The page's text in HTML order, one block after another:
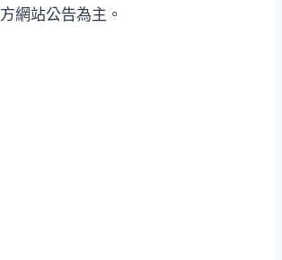
網站公告為主。